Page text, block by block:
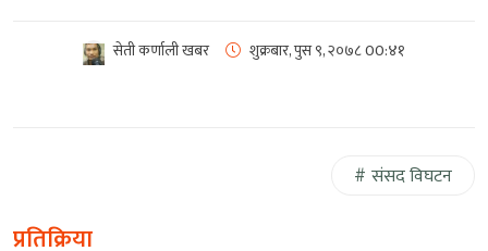
सेती कर्णाली खबर शुक्रबार, पुस ९, २०७८00:४१
संसद विघटन
प्रतिक्रिया